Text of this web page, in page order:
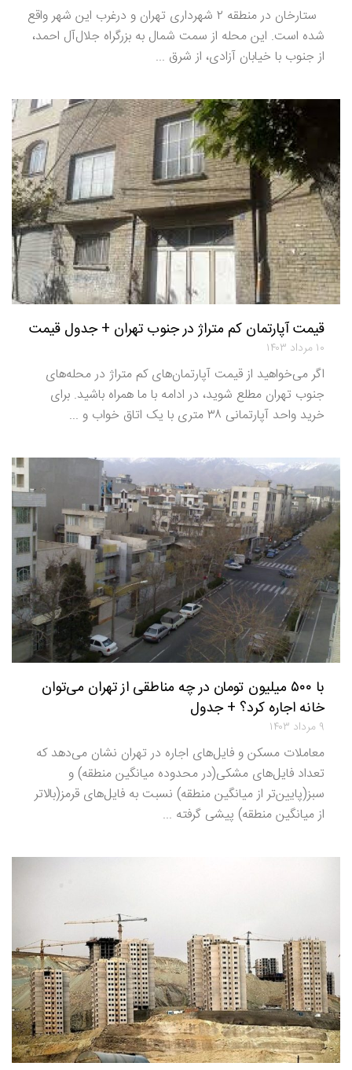
ستارخان در منطقه ۲ شهرداری تهران و درغرب این شهر واقع
شده است. این محله از سمت شمال به بزرگراه جلال‌آل احمد،
از جنوب با خیابان آزادی، از شرق ...
قیمت آپارتمان کم متراژ در جنوب تهران + جدول قیمت
۱۰ مرداد ۱۴۰۳
اگر می‌خواهید از قیمت آپارتمان‌های کم متراژ در محله‌های
جنوب تهران مطلع شوید، در ادامه با ما همراه باشید. برای
خرید واحد آپارتمانی ۳۸ متری با یک اتاق خواب و ...
با ۵۰۰ میلیون تومان در چه مناطقی از تهران می‌توان
خانه اجاره کرد؟ + جدول
۹ مرداد ۱۴۰۳
معاملات مسکن و فایل‌های اجاره در تهران نشان می‌دهد که
تعداد فایل‌های مشکی(در محدوده میانگین منطقه) و
سبز(پایین‌تر از میانگین منطقه) نسبت به فایل‌های قرمز(بالاتر
از میانگین منطقه) پیشی گرفته ...